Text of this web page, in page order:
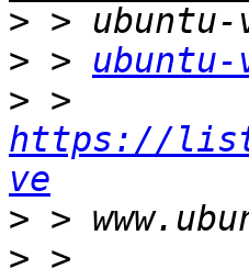
>
> >
>
https://
ve
>
> >